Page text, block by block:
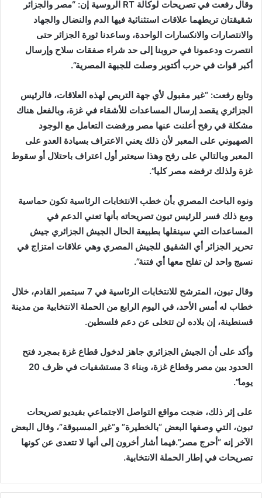
وقال رفعت في تصريحات لوكالة RT الروسية إن: “مصر والجزائر
شقيقتان تربطهما علاقات استثنائية فيها الدم والنضال والجهاد
والانتصارات والانكسارات الواحدة، وساعدنا ثورة الجزائر حتى
انتصرت ودعمونا في حروبنا إلى حد شراء صفقات سلاح وإرسال
أكبر قوات في حرب أكتوبر وصلت للجبهة المصرية”.
وتابع رفعت: “غير مقبول لأي جهة التربص لهذه العلاقات، فالرئيس
الجزائري يقصد إرسال المساعدات للأشقاء في غزة، وبالفعل هناك
مشكلة في رفح أعلنت عنها مصر ورفضت التعامل مع الوجود
الصهيوني على المعبر لأن ذلك يعني الاعتراف بسيادة العدو على
المعبر وبالتالي على رفح وهذا سيعتبر أول اعتراف باحتلال أو سقوط
غزة ولذلك ترفضه مصر كليا”.
ونوه الباحث المصري بأن خطب الانتخابات الرئاسية تكون حماسية
ومع ذلك فسر للرئيس تبون تصريحاته بأنها تعني الدعم في
المساعدات التي سينقلها بطبيعة الحال الجيش الجزائري جيش
تحرير الجزائر أي الشقيق للجيش المصري وهي علاقات امتزاج في
نسيج واحد لن تفلح معها أي فتنة”.
وقال تبون، المترشح للانتخابات الرئاسية في 7 سبتمبر القادم، خلال
خطاب له أمس الأحد، في اليوم الرابع من الحملة الانتخابية من مدينة
قسنطينة، إن بلاده لن تتخلى عن دعم فلسطين.
وأكد على أن الجيش الجزائري جاهز لدخول قطاع غزة بمجرد فتح
الحدود بين مصر وقطاع غزة، وبناء 3 مستشفيات في ظرف 20
يوما”.
على إثر ذلك، ضجت مواقع التواصل الاجتماعي بفيديو تصريحات
تبون، التي وصفها البعض “بالخطيرة” و”غير المسبوقة”، وقال البعض
الآخر إنه “أحرج مصر”.فيما أشار أخرون إلى أنها لا تتعدى عن كونها
تصريحات في إطار الحملة الانتخابية.